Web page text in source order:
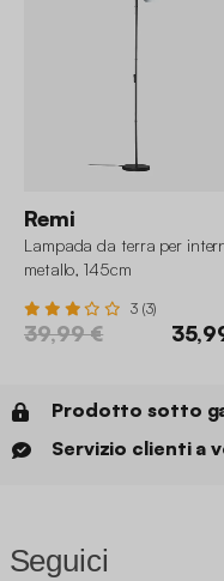
Remi
Lampada da terra per
metallo, 145cm
3 (3)
39,99 €
Prodotto sotto
Servizio clienti a
Seguici